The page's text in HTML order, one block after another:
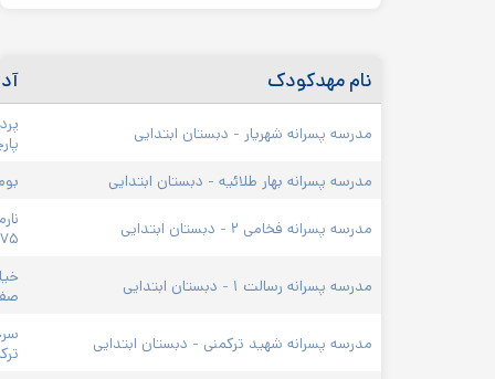
نام مهدکودک
مدرسه پسرانه شهریار - دبستان ابتدایی
مدرسه پسرانه بهار طلائیه - دبستان ابتدایی
مدرسه پسرانه فخامی ۲ - دبستان ابتدایی
مدرسه پسرانه رسالت ۱ - دبستان ابتدایی
مدرسه پسرانه شهید ترکمنی - دبستان ابتدایی